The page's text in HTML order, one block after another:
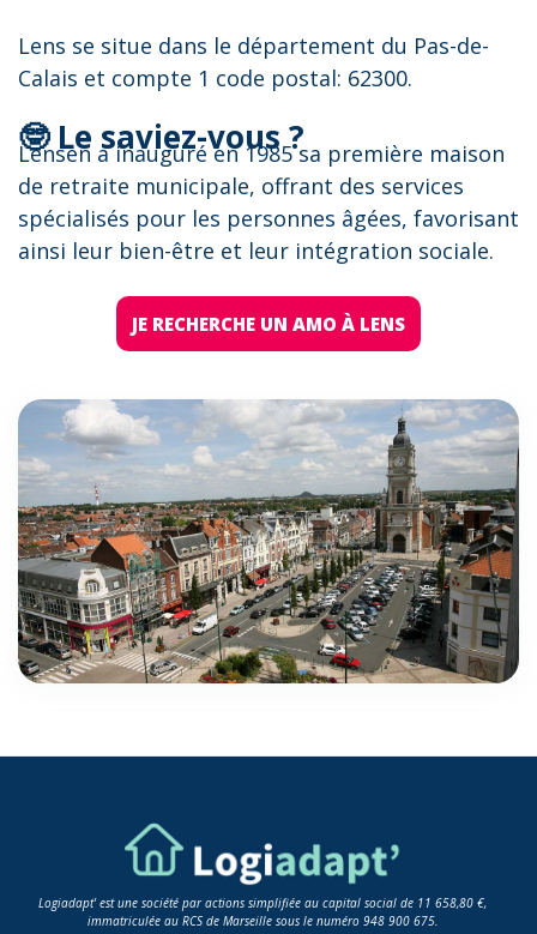
Lens se situe dans le département du Pas-de-
Calais et compte 1 code postal: 62300.
🤓 Le saviez-vous ?
Lensen a inauguré en 1985 sa première maison
de retraite municipale, offrant des services
spécialisés pour les personnes âgées, favorisant
ainsi leur bien-être et leur intégration sociale.
JE RECHERCHE UN AMO À LENS
Logiadapt' est une société par actions simplifiée au capital social de 11 658,80 €,
immatriculée au RCS de Marseille sous le numéro 948 900 675.